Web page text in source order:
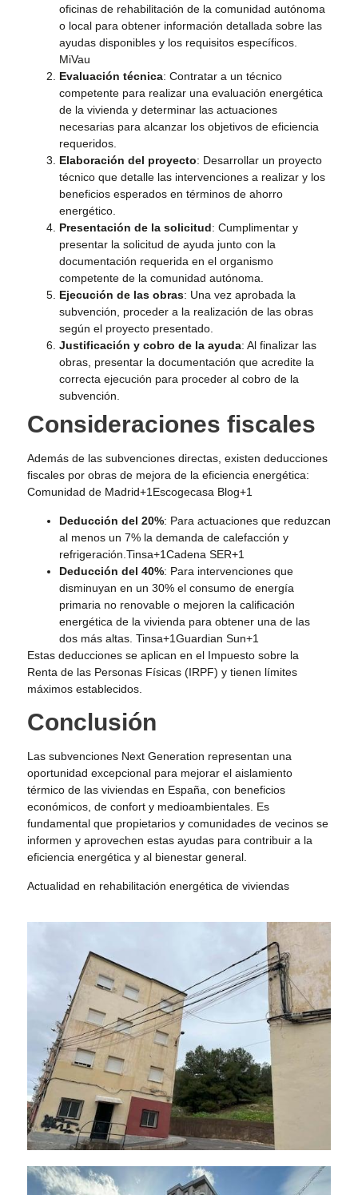
oficinas de rehabilitación de la comunidad autónoma
o local para obtener información detallada sobre las
ayudas disponibles y los requisitos específicos. ​
MiVau
Evaluación técnica: Contratar a un técnico
competente para realizar una evaluación energética
de la vivienda y determinar las actuaciones
necesarias para alcanzar los objetivos de eficiencia
requeridos.​
Elaboración del proyecto: Desarrollar un proyecto
técnico que detalle las intervenciones a realizar y los
beneficios esperados en términos de ahorro
energético.​
Presentación de la solicitud: Cumplimentar y
presentar la solicitud de ayuda junto con la
documentación requerida en el organismo
competente de la comunidad autónoma.​
Ejecución de las obras: Una vez aprobada la
subvención, proceder a la realización de las obras
según el proyecto presentado.​
Justificación y cobro de la ayuda: Al finalizar las
obras, presentar la documentación que acredite la
correcta ejecución para proceder al cobro de la
subvención.​
Consideraciones fiscales
Además de las subvenciones directas, existen deducciones
fiscales por obras de mejora de la eficiencia energética:​
Comunidad de Madrid+1Escogecasa Blog+1
Deducción del 20%: Para actuaciones que reduzcan
al menos un 7% la demanda de calefacción y
refrigeración.​ Tinsa+1Cadena SER+1
Deducción del 40%: Para intervenciones que
disminuyan en un 30% el consumo de energía
primaria no renovable o mejoren la calificación
energética de la vivienda para obtener una de las
dos más altas. ​ Tinsa+1Guardian Sun+1
Estas deducciones se aplican en el Impuesto sobre la
Renta de las Personas Físicas (IRPF) y tienen límites
máximos establecidos.​
Conclusión
Las subvenciones Next Generation representan una
oportunidad excepcional para mejorar el aislamiento
térmico de las viviendas en España, con beneficios
económicos, de confort y medioambientales. Es
fundamental que propietarios y comunidades de vecinos se
informen y aprovechen estas ayudas para contribuir a la
eficiencia energética y al bienestar general.
Actualidad en rehabilitación energética de viviendas